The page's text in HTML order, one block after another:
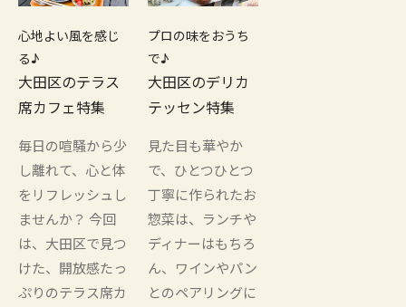
心地よい風を感じ
る♪
大田区のテラス
席カフェ特集
毎日の喧騒から少
し離れて、心と体
をリフレッシュし
ませんか？ 今回
は、大田区で見つ
けた、開放感たっ
ぷりのテラス席カ
プロの味をおうち
で♪
大田区のデリカ
テッセン特集
見た目も華やか
で、ひとつひとつ
丁寧に作られたお
惣菜は、ランチや
ディナーはもちろ
ん、ワインやパン
とのペアリングに